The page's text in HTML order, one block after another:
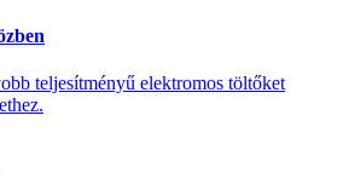
teljesítményű elektromos töltőket